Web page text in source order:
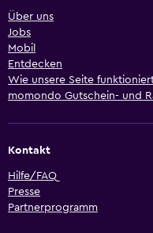
Über uns
Jobs
Mobil
Entdecken
Wie unsere Seite
momondo Gutschein- und
Kontakt
Hilfe/FAQ
Presse
Partnerprogramm